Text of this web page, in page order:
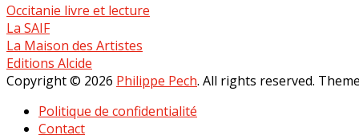
Occitanie livre et lecture
La SAIF
La Maison des Artistes
Editions Alcide
Copyright © 2026 Philippe Pech. All rights reserved.
Politique de confidentialité
Contact